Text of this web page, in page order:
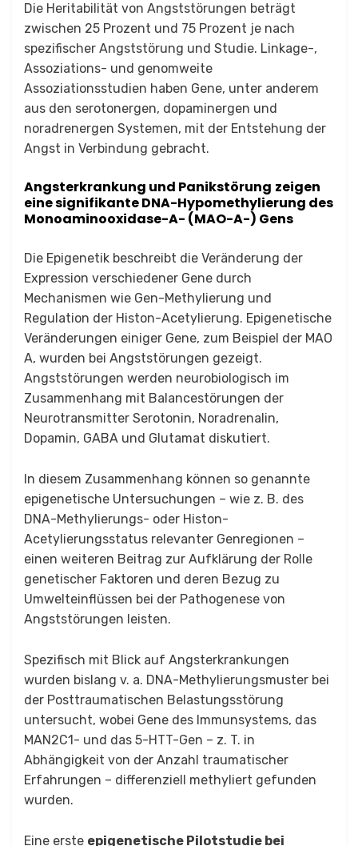
Die Heritabilität von Angststörungen beträgt
zwischen 25 Prozent und 75 Prozent je nach
spezifischer Angststörung und Studie. Linkage-,
Assoziations- und genomweite
Assoziationsstudien haben Gene, unter anderem
aus den serotonergen, dopaminergen und
noradrenergen Systemen, mit der Entstehung der
Angst in Verbindung gebracht.
Angsterkrankung und Panikstörung zeigen
eine signifikante DNA-Hypomethylierung des
Monoaminooxidase-A- (MAO-A-) Gens
Die Epigenetik beschreibt die Veränderung der
Expression verschiedener Gene durch
Mechanismen wie Gen-Methylierung und
Regulation der Histon-Acetylierung. Epigenetische
Veränderungen einiger Gene, zum Beispiel der MAO
A, wurden bei Angststörungen gezeigt.
Angststörungen werden neurobiologisch im
Zusammenhang mit Balancestörungen der
Neurotransmitter Serotonin, Noradrenalin,
Dopamin, GABA und Glutamat diskutiert.
In diesem Zusammenhang können so genannte
epigenetische Untersuchungen – wie z. B. des
DNA-Methylierungs- oder Histon-
Acetylierungsstatus relevanter Genregionen –
einen weiteren Beitrag zur Aufklärung der Rolle
genetischer Faktoren und deren Bezug zu
Umwelteinflüssen bei der Pathogenese von
Angststörungen leisten.
Spezifisch mit Blick auf Angsterkrankungen
wurden bislang v. a. DNA-Methylierungsmuster bei
der Posttraumatischen Belastungsstörung
untersucht, wobei Gene des Immunsystems, das
MAN2C1- und das 5-HTT-Gen – z. T. in
Abhängigkeit von der Anzahl traumatischer
Erfahrungen – differenziell methyliert gefunden
wurden.
Eine erste epigenetische Pilotstudie bei